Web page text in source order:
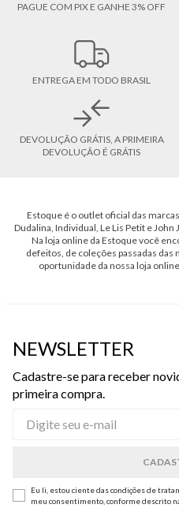
PAGUE COM PIX E GANHE 3% OFF
ENTREGA EM TODO BRASIL
DEVOLUÇÃO GRÁTIS, A PRIMEIRA
DEVOLUÇÃO É GRÁTIS
Estoque é o outlet oficial das
Dudalina, Individual, Le Lis Petit e John
Na loja online da Estoque você
defeitos, de coleções passadas
oportunidade da nossa loja
NEWSLETTER
Cadastre-se para receber
primeira compra.
Eu li, estou ciente das condições de
meu consentimento, conforme descrito